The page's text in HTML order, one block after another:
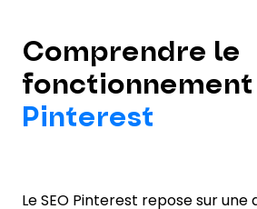
Comprendre le
fonctionnement
Pinterest
Le SEO Pinterest repose sur